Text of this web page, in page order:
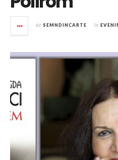
de SEMNDINCARTE în